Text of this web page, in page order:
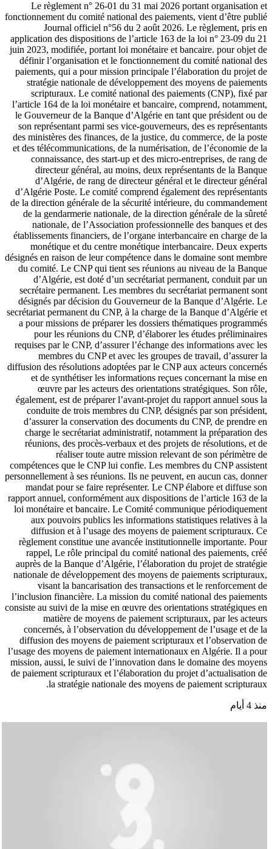
Le règlement n° 26-01 du 31 mai 2026 portant organisation et
fonctionnement du comité national des paiements, vient d’être publié
Journal officiel n°56 du 2 août 2026. Le règlement, pris en
application des dispositions de l’article 163 de la loi n° 23-09 du 21
juin 2023, modifiée, portant loi monétaire et bancaire. pour objet de
définir l’organisation et le fonctionnement du comité national des
paiements, qui a pour mission principale l’élaboration du projet de
stratégie nationale de développement des moyens de paiements
scripturaux. Le comité national des paiements (CNP), fixé par
l’article 164 de la loi monétaire et bancaire, comprend, notamment,
le Gouverneur de la Banque d’Algérie en tant que président ou de
son représentant parmi ses vice-gouverneurs, des es représentants
des ministères des finances, de la justice, du commerce, de la poste
et des télécommunications, de la numérisation, de l’économie de la
connaissance, des start-up et des micro-entreprises, de rang de
directeur général, au moins, deux représentants de la Banque
d’Algérie, de rang de directeur général et le directeur général
d’Algérie Poste. Le comité comprend également des représentants
de la direction générale de la sécurité intérieure, du commandement
de la gendarmerie nationale, de la direction générale de la sûreté
nationale, de l’Association professionnelle des banques et des
établissements financiers, de l’organe interbancaire en charge de la
monétique et du centre monétique interbancaire. Deux experts
désignés en raison de leur compétence dans le domaine sont membre
du comité. Le CNP qui tient ses réunions au niveau de la Banque
d’Algérie, est doté d’un secrétariat permanent, conduit par un
secrétaire permanent. Les membres du secrétariat permanent sont
désignés par décision du Gouverneur de la Banque d’Algérie. Le
secrétariat permanent du CNP, à la charge de la Banque d’Algérie et
a pour missions de préparer les dossiers thématiques programmés
pour les réunions du CNP, d’élaborer les études préliminaires
requises par le CNP, d’assurer l’échange des informations avec les
membres du CNP et avec les groupes de travail, d’assurer la
diffusion des résolutions adoptées par le CNP aux acteurs concernés
et de synthétiser les informations reçues concernant la mise en
œuvre par les acteurs des orientations stratégiques. Son rôle,
également, est de préparer l’avant-projet du rapport annuel sous la
conduite de trois membres du CNP, désignés par son président,
d’assurer la conservation des documents du CNP, de prendre en
charge le secrétariat administratif, notamment la préparation des
réunions, des procès-verbaux et des projets de résolutions, et de
réaliser toute autre mission relevant de son périmètre de
compétences que le CNP lui confie. Les membres du CNP assistent
personnellement à ses réunions. Ils ne peuvent, en aucun cas, donner
mandat pour se faire représenter. Le CNP élabore et diffuse son
rapport annuel, conformément aux dispositions de l’article 163 de la
loi monétaire et bancaire. Le Comité communique périodiquement
aux pouvoirs publics les informations statistiques relatives à la
diffusion et à l’usage des moyens de paiement scripturaux. Ce
règlement constitue une avancée institutionnelle importante. Pour
rappel, Le rôle principal du comité national des paiements, créé
auprès de la Banque d’Algérie, l’élaboration du projet de stratégie
nationale de développement des moyens de paiements scripturaux,
visant la bancarisation des transactions et le renforcement de
l’inclusion financière. La mission du comité national des paiements
consiste au suivi de la mise en œuvre des orientations stratégiques en
matière de moyens de paiement scripturaux, par les acteurs
concernés, à l’observation du développement de l’usage et de la
diffusion des moyens de paiement scripturaux et l’observation de
l’usage des moyens de paiement internationaux en Algérie. Il a pour
mission, aussi, le suivi de l’innovation dans le domaine des moyens
de paiement scripturaux et l’élaboration du projet d’actualisation de
la stratégie nationale des moyens de paiement scripturaux.
منذ 4 أيام